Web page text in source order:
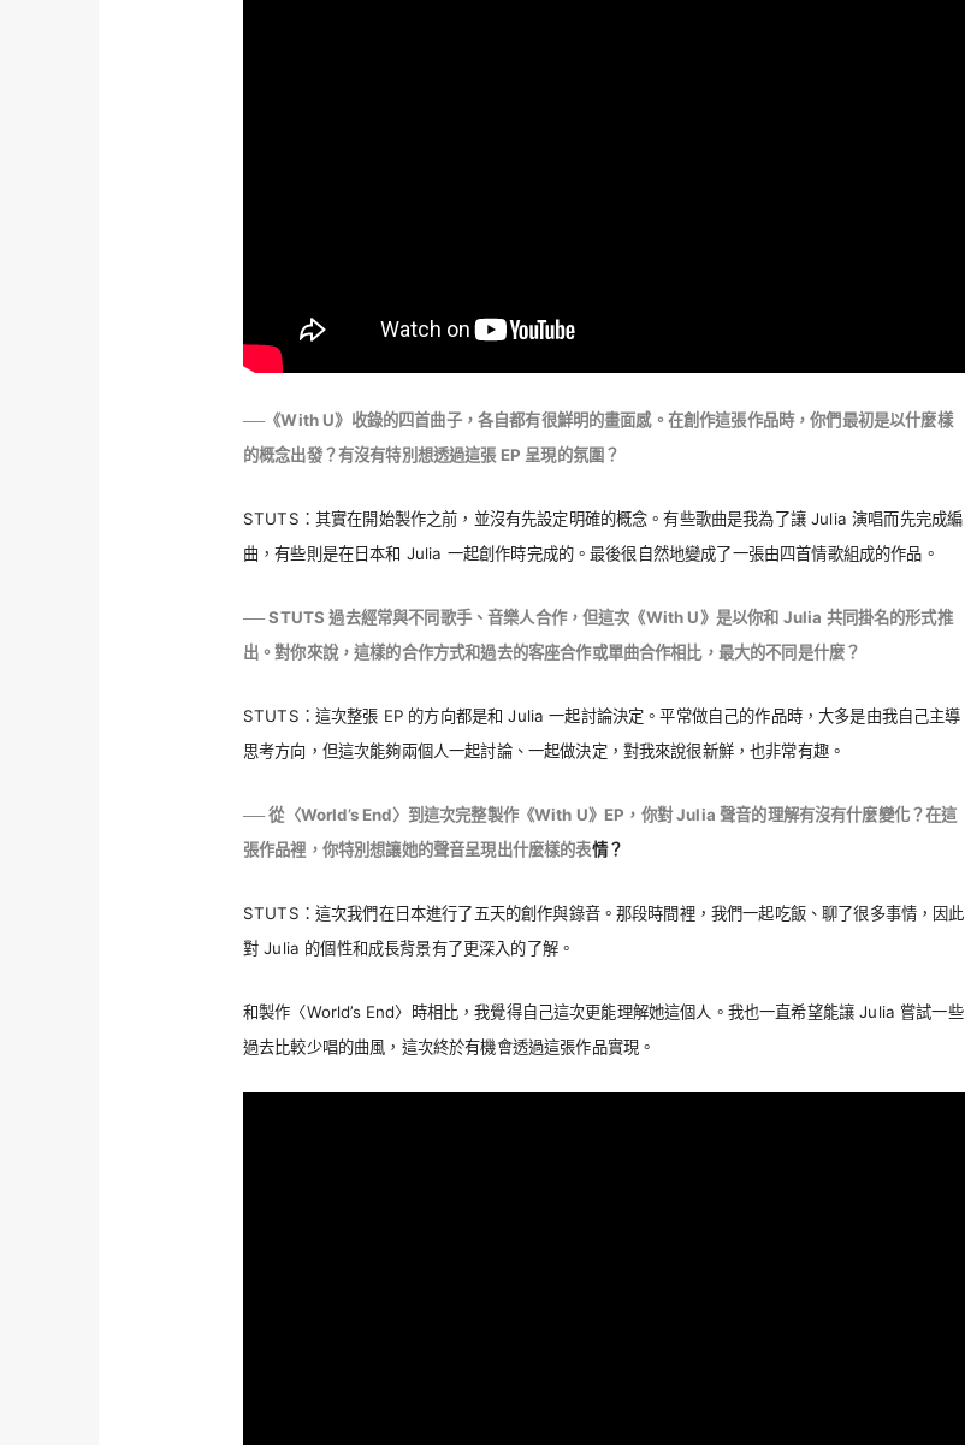
──《With U》收錄的四首曲子，各自都有很鮮明的畫面感。在創作這張作品時，你們最初是以什麼樣
的概念出發？有沒有特別想透過這張 EP 呈現的氛圍？
STUTS：其實在開始製作之前，並沒有先設定明確的概念。有些歌曲是我為了讓 Julia 演唱而先完成編
曲，有些則是在日本和 Julia 一起創作時完成的。最後很自然地變成了一張由四首情歌組成的作品。
── STUTS 過去經常與不同歌手、音樂人合作，但這次《With U》是以你和 Julia 共同掛名的形式推
出。對你來說，這樣的合作方式和過去的客座合作或單曲合作相比，最大的不同是什麼？
STUTS：這次整張 EP 的方向都是和 Julia 一起討論決定。平常做自己的作品時，大多是由我自己主導
思考方向，但這次能夠兩個人一起討論、一起做決定，對我來說很新鮮，也非常有趣。
── 從〈World’s End〉到這次完整製作《With U》EP，你對 Julia 聲音的理解有沒有什麼變化？在這
張作品裡，你特別想讓她的聲音呈現出什麼樣的表情？
STUTS：這次我們在日本進行了五天的創作與錄音。那段時間裡，我們一起吃飯、聊了很多事情，因此
對 Julia 的個性和成長背景有了更深入的了解。
和製作〈World’s End〉時相比，我覺得自己這次更能理解她這個人。我也一直希望能讓 Julia 嘗試一些
過去比較少唱的曲風，這次終於有機會透過這張作品實現。